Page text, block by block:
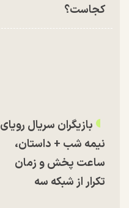
کجاست؟
بازیگران سریال رویای
نیمه شب + داستان،
ساعت پخش و زمان
تکرار از شبکه سه